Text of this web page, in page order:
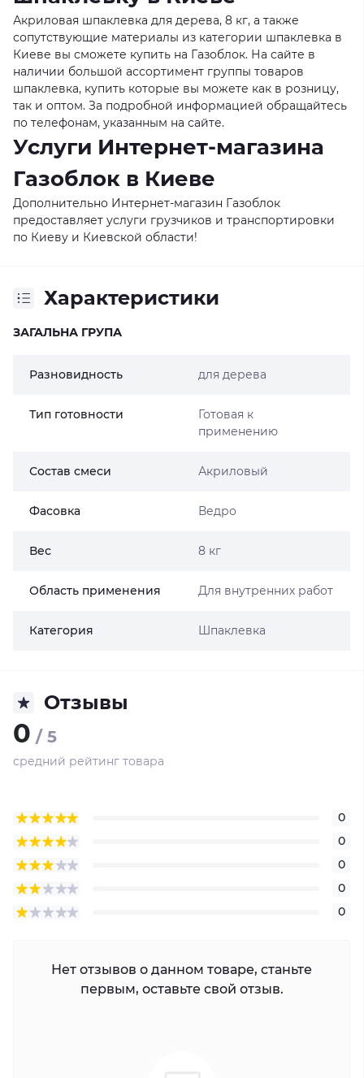
Акриловая шпаклевка для дерева, 8 кг, а также
сопутствующие материалы из категории шпаклевка в
Киеве вы сможете купить на Газоблок. На сайте в
наличии большой ассортимент группы товаров
шпаклевка, купить которые вы можете как в розницу,
так и оптом. За подробной информацией обращайтесь
по телефонам, указанным на сайте.
Услуги Интернет-магазина
Газоблок в Киеве
Дополнительно Интернет-магазин Газоблок
предоставляет услуги грузчиков и транспортировки
по Киеву и Киевской области!
Характеристики
ЗАГАЛЬНА ГРУПА
Разновидность для дерева
Тип готовности
Готовая к
применению
Состав смеси Акриловый
Фасовка Ведро
Вес 8 кг
Область применения Для внутренних работ
Категория Шпаклевка
Отзывы
0 / 5
средний рейтинг товара
0
0
0
0
0
Нет отзывов о данном товаре, станьте
первым, оставьте свой отзыв.